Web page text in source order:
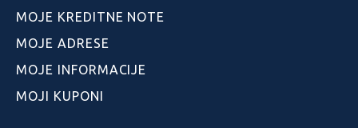
MOJE KREDITNE NOTE
MOJE ADRESE
MOJE INFORMACIJE
MOJI KUPONI